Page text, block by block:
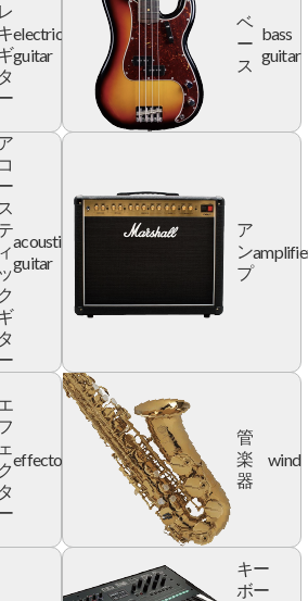
レ
タ
electric
guitar
ベ
ー
ス
bass
guitar
コ
ス
ィ
ッ
ク
タ
acoustic
guitar
ア
ン
プ
ェ
ク
タ
effector
管
楽
器
wind
キー
ボー